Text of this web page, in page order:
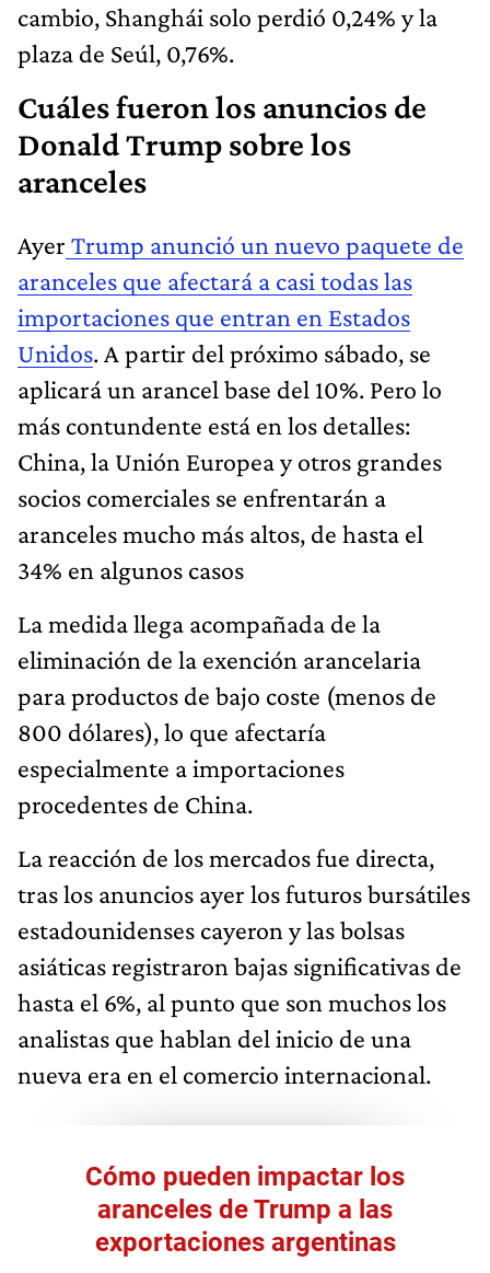
cambio, Shanghái solo perdió 0,24% y la
plaza de Seúl, 0,76%.
Cuáles fueron los anuncios de
Donald Trump sobre los
aranceles
Ayer Trump anunció un nuevo paquete de
aranceles que afectará a casi todas las
importaciones que entran en Estados
Unidos. A partir del próximo sábado, se
aplicará un arancel base del 10%. Pero lo
más contundente está en los detalles:
China, la Unión Europea y otros grandes
socios comerciales se enfrentarán a
aranceles mucho más altos, de hasta el
34% en algunos casos
La medida llega acompañada de la
eliminación de la exención arancelaria
para productos de bajo coste (menos de
800 dólares), lo que afectaría
especialmente a importaciones
procedentes de China.
La reacción de los mercados fue directa,
tras los anuncios ayer los futuros bursátiles
estadounidenses cayeron y las bolsas
asiáticas registraron bajas significativas de
hasta el 6%, al punto que son muchos los
analistas que hablan del inicio de una
nueva era en el comercio internacional.
Cómo pueden impactar los
aranceles de Trump a las
exportaciones argentinas